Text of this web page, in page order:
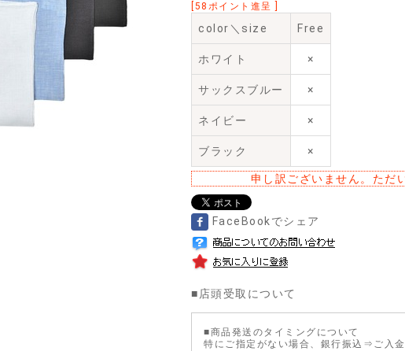
[58ポイント進呈 ]
color＼size Free
ホワイト ×
サックスブルー ×
ネイビー ×
ブラック ×
申し訳ございません。ただ
FaceBookでシェア
■店頭受取について
■商品発送のタイミングについて
特にご指定がない場合、銀行振込⇒ご入